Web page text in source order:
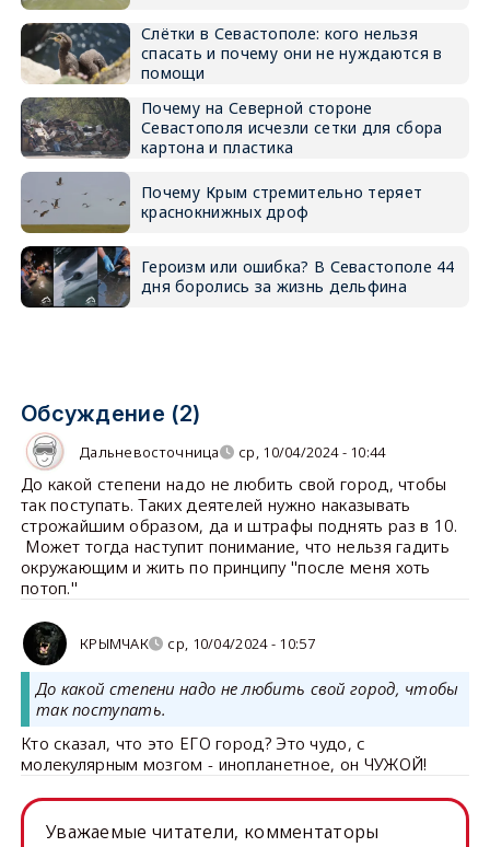
Слётки в Севастополе: кого нельзя
спасать и почему они не нуждаются в
помощи
Почему на Северной стороне
Севастополя исчезли сетки для сбора
картона и пластика
Почему Крым стремительно теряет
краснокнижных дроф
Героизм или ошибка? В Севастополе 44
дня боролись за жизнь дельфина
Обсуждение (2)
Дальневосточница ср, 10/04/2024 - 10:44
До какой степени надо не любить свой город, чтобы
так поступать. Таких деятелей нужно наказывать
строжайшим образом, да и штрафы поднять раз в 10.
Может тогда наступит понимание, что нельзя гадить
окружающим и жить по принципу "после меня хоть
потоп."
КРЫМЧАК ср, 10/04/2024 - 10:57
До какой степени надо не любить свой город, чтобы
так поступать.
Кто сказал, что это ЕГО город? Это чудо, с
молекулярным мозгом - инопланетное, он ЧУЖОЙ!
Уважаемые читатели, комментаторы